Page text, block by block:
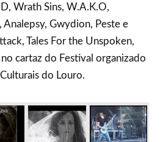
Wrath Sins, W.A.K.O,
Analepsy, Gwydion, Peste e
Tales For the Unspoken,
cartaz do Festival organizado
do Louro.